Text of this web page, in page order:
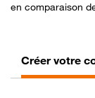
en comparaison
Créer votre